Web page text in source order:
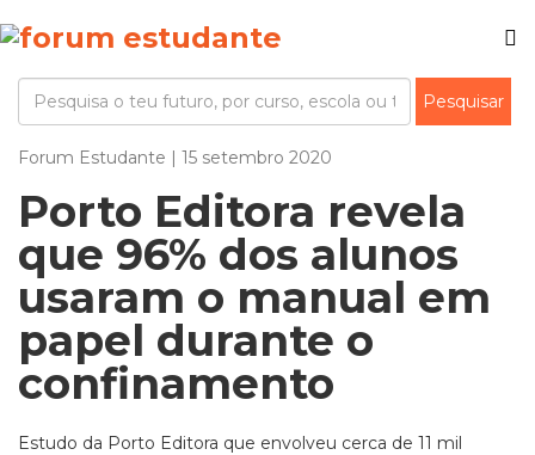
Forum Estudante | 15 setembro 2020
Porto Editora revela
que 96% dos alunos
usaram o manual em
papel durante o
confinamento
Estudo da Porto Editora que envolveu cerca de 11 mil